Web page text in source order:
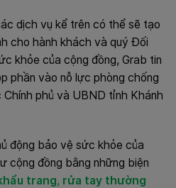
dịch vụ kể trên có thể sẽ tạo
cho hành khách và quý Đối
khỏe của cộng đồng, Grab tin
phần vào nỗ lực phòng chống
phủ và UBND tỉnh Khánh
động bảo vệ sức khỏe của
cộng đồng bằng những biện
trang, rửa tay thường